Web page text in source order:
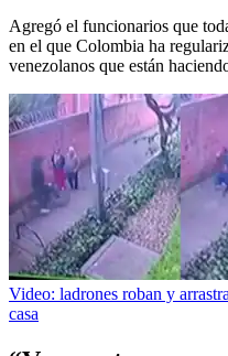
Agregó el funcionarios que
en el que Colombia ha
venezolanos que están
Video: ladrones roban y
casa